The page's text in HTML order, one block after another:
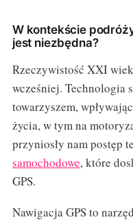
W kontekście
jest niezbędna?
Rzeczywistość XXI
wcześniej. Technologia
towarzyszem,
życia, w tym na
przyniosły nam postęp
samochodowe, które
GPS.
Nawigacja GPS to